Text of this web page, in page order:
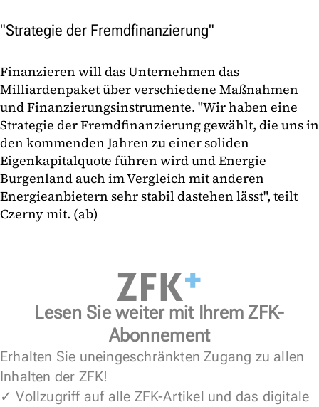
"Strategie der Fremdfinanzierung"
Finanzieren will das Unternehmen das
Milliardenpaket über verschiedene Maßnahmen
und Finanzierungsinstrumente. "Wir haben eine
Strategie der Fremdfinanzierung gewählt, die uns in
den kommenden Jahren zu einer soliden
Eigenkapitalquote führen wird und Energie
Burgenland auch im Vergleich mit anderen
Energieanbietern sehr stabil dastehen lässt", teilt
Czerny mit. (ab)
Lesen Sie weiter mit Ihrem ZFK-
Abonnement
Erhalten Sie uneingeschränkten Zugang zu allen
Inhalten der ZFK!
✓ Vollzugriff auf alle ZFK-Artikel und das digitale